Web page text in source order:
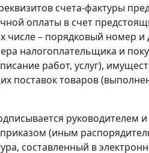
счета-фактуры
оплаты в счет
числе – порядковый номер и
налогоплательщика и
работ, услуг),
поставок товаров
(иным
составленный в